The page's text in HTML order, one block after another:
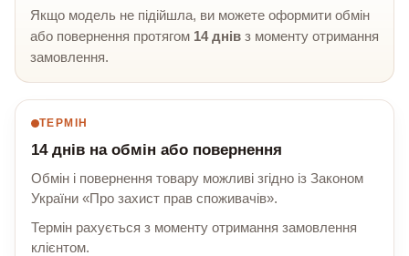
Якщо модель не підійшла, ви можете оформити обмін
або повернення протягом 14 днів з моменту отримання
замовлення.
ТЕРМІН
14 днів на обмін або повернення
Обмін і повернення товару можливі згідно із Законом
України «Про захист прав споживачів».
Термін рахується з моменту отримання замовлення
клієнтом.